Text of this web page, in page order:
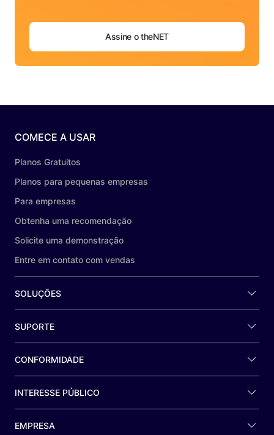
Assine o theNET
COMECE A USAR
Planos Gratuitos
Planos para pequenas empresas
Para empresas
Obtenha uma recomendação
Solicite uma demonstração
Entre em contato com vendas
SOLUÇÕES
SUPORTE
CONFORMIDADE
INTERESSE PÚBLICO
EMPRESA